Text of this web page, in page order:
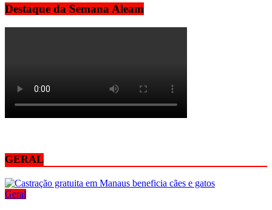
Destaque da Semana Aleam
GERAL
Geral